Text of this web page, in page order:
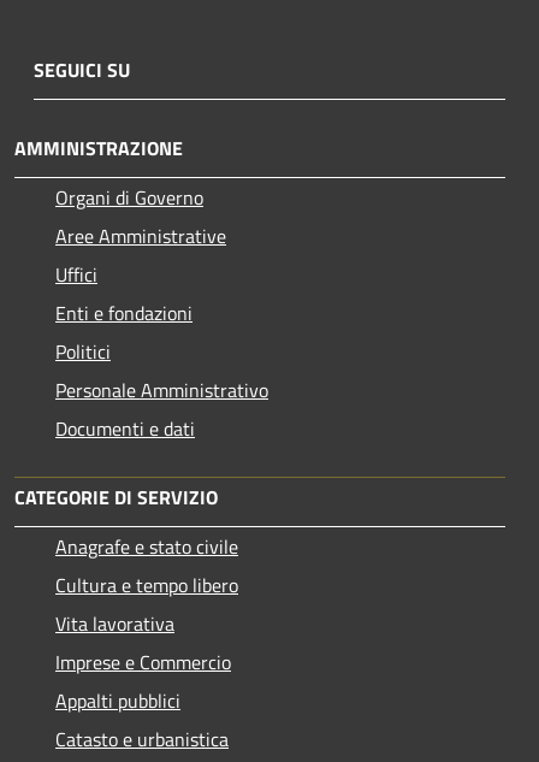
SEGUICI SU
AMMINISTRAZIONE
Organi di Governo
Aree Amministrative
Uffici
Enti e fondazioni
Politici
Personale Amministrativo
Documenti e dati
CATEGORIE DI SERVIZIO
Anagrafe e stato civile
Cultura e tempo libero
Vita lavorativa
Imprese e Commercio
Appalti pubblici
Catasto e urbanistica